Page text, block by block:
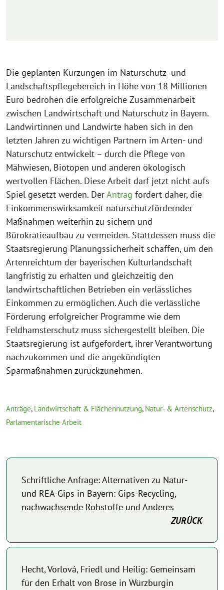
Die geplanten Kürzungen im Naturschutz- und
Landschaftspflegebereich in Höhe von 18 Millionen
Euro bedrohen die erfolgreiche Zusammenarbeit
zwischen Landwirtschaft und Naturschutz in Bayern.
Landwirtinnen und Landwirte haben sich in den
letzten Jahren zu wichtigen Partnern im Arten- und
Naturschutz entwickelt – durch die Pflege von
Mähwiesen, Biotopen und anderen ökologisch
wertvollen Flächen. Diese Arbeit darf jetzt nicht aufs
Spiel gesetzt werden. DerAntrag fordert daher, die
Einkommenswirksamkeit naturschutzfördernder
Maßnahmen weiterhin zu sichern und
Bürokratieaufbau zu vermeiden. Stattdessen muss die
Staatsregierung Planungssicherheit schaffen, um den
Artenreichtum der bayerischen Kulturlandschaft
langfristig zu erhalten und gleichzeitig den
landwirtschaftlichen Betrieben ein verlässliches
Einkommen zu ermöglichen. Auch die verlässliche
Förderung erfolgreicher Programme wie dem
Feldhamsterschutz muss sichergestellt bleiben. Die
Staatsregierung ist aufgefordert, ihrer Verantwortung
nachzukommen und die angekündigten
Sparmaßnahmen zurückzunehmen.
Anträge, Landwirtschaft & Flächennutzung, Natur- & Artenschutz,
Parlamentarische Arbeit
Schriftliche Anfrage: Alternativen zu Natur-
und REA-Gips in Bayern: Gips-Recycling,
nachwachsende Rohstoffe und Anderes
ZURÜCK
Hecht, Vorlová, Friedl und Heilig: Gemeinsam
für den Erhalt von Brose in Würzburgin